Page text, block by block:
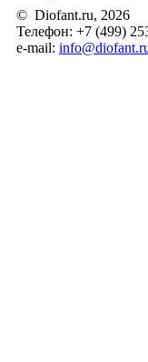
© Diofant.ru, 2026
Телефон: +7 (499)
e-mail: